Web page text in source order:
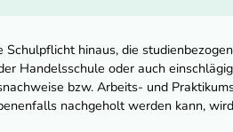
hinaus, die
Handelsschule oder auch
bzw. Arbeits- und
nachgeholt werden kann,